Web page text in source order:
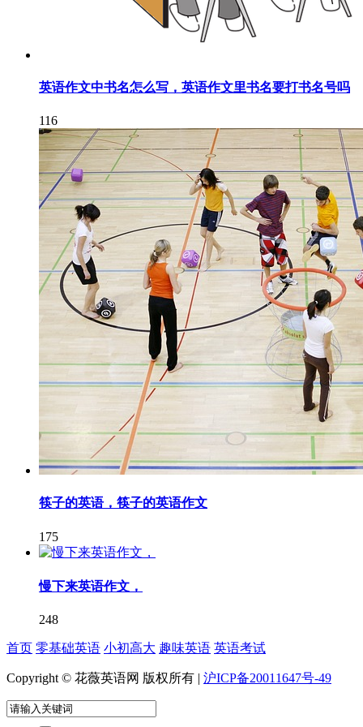
英语作文中书名怎么写，英语作文里书名要打书名号吗
116
筷子的英语，筷子的英语作文
175
慢下来英语作文，
248
首页 零基础英语 小初高大 趣味英语 英语考试
Copyright © 花薇英语网 版权所有 | 沪ICP备20011647号-49